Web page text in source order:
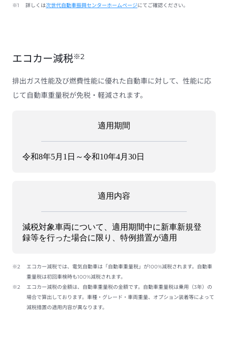
※1 詳しくは次世代自動車振興センターホームページにてご確認ください。
エコカー減税※2
排出ガス性能及び燃費性能に優れた自動車に対して、性能に応
じて自動車重量税が免税・軽減されます。
適用期間
令和8年5月1日～令和10年4月30日
適用内容
減税対象車両について、適用期間中に新車新規登
録等を行った場合に限り、特例措置が適用
※2
エコカー減税では、電気自動車は「自動車重量税」が100%減税されます。自動車
重量税は初回車検時も100%減税されます。
※2
エコカー減税の金額は、自動車重量税の金額です。自動車重量税は乗用（3年）の
場合で算出しております。車種・グレード・車両重量、オプション装着等によって
減税措置の適用内容が異なります。